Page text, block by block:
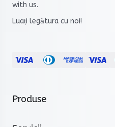
with us.
Luați legătura cu noi!
Produse